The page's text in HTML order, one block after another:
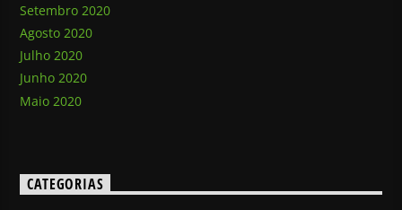
Setembro 2020
Agosto 2020
Julho 2020
Junho 2020
Maio 2020
CATEGORIAS